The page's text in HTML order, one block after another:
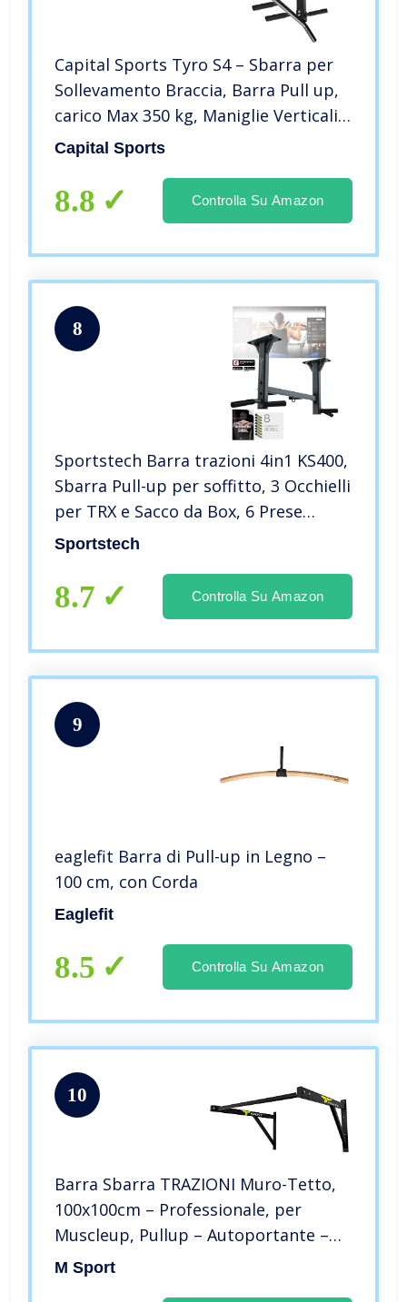
Capital Sports Tyro S4 – Sbarra per
Sollevamento Braccia, Barra Pull up,
carico Max 350 kg, Maniglie Verticali
Imbottite, Struttura in Acciaio,
di soffitto
Capital Sports
8.8 Controlla Su Amazon
8
Sportstech Barra trazioni 4in1 KS400,
Sbarra Pull-up per soffitto, 3 Occhielli
per TRX e Sacco da Box, 6 Prese
Antiscivolo, Molto Stabile per
soffitto con 8 Viti
Sportstech
8.7 Controlla Su Amazon
9
eaglefit Barra di Pull-up in Legno –
100 cm, con Corda
Eaglefit
8.5 Controlla Su Amazon
10
Barra Sbarra TRAZIONI Muro-Tetto,
100x100cm – Professionale, per
Muscleup, Pullup – Autoportante –
Made in Italy
M Sport